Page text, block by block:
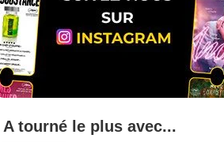
A tourné le plus avec...